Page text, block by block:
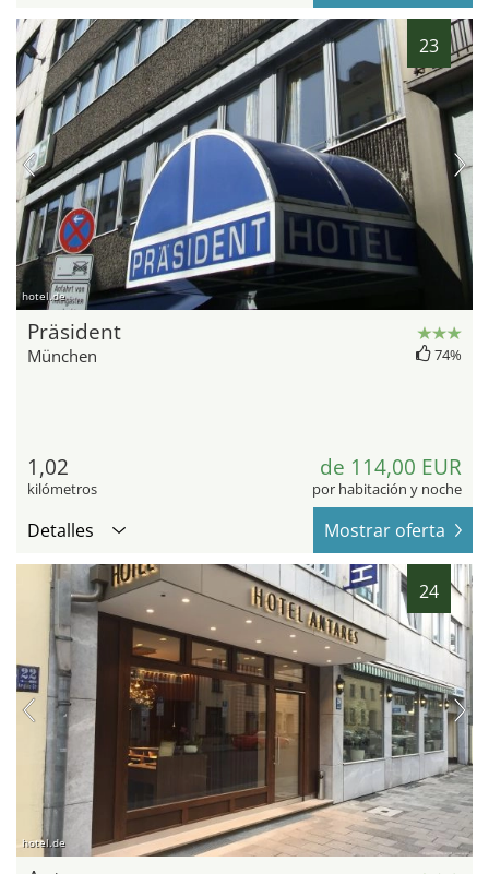
23
hotel.de
Präsident
München 74%
1,02
kilómetros
de 114,00 EUR
por habitación y noche
Detalles Mostrar oferta
24
hotel.de